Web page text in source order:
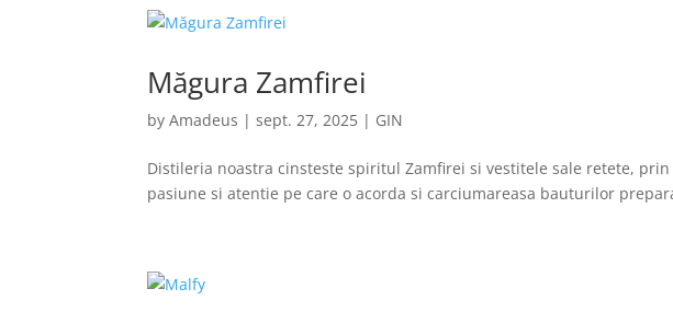
Măgura Zamfirei
byAmadeus |sept. 27, 2025 | GIN
Distileria noastra cinsteste spiritul Zamfirei si vestitele sale retete,
pasiune si atentie pe care o acorda si carciumareasa bauturilor